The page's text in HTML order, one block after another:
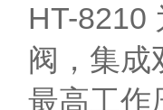
HT-8210
阀，集成
最高工作